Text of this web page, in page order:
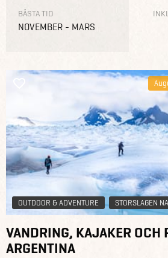
BÄSTA TID
NOVEMBER - MARS
OUTDOOR & ADVENTURE STORSLAGEN
VANDRING, KAJAKER OCH
ARGENTINA